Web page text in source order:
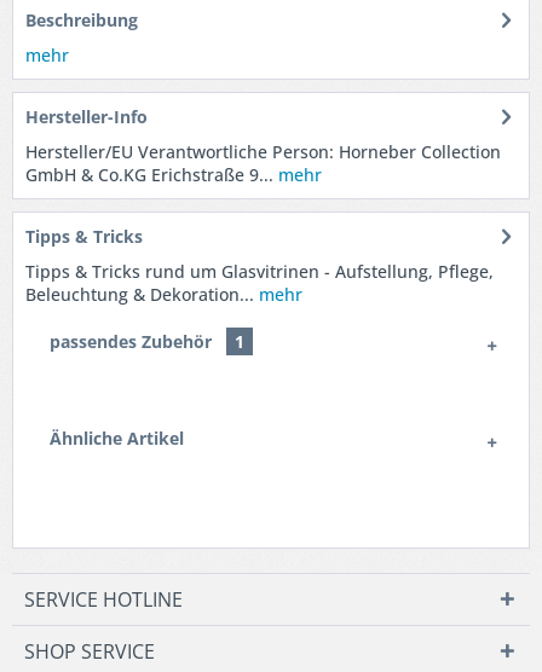
Beschreibung
mehr
Hersteller-Info
Hersteller/EU Verantwortliche Person: Horneber Collection
GmbH & Co.KG Erichstraße 9... mehr
Tipps & Tricks
Tipps & Tricks rund um Glasvitrinen - Aufstellung, Pflege,
Beleuchtung & Dekoration... mehr
passendes Zubehör 1
Ähnliche Artikel
SERVICE HOTLINE
SHOP SERVICE